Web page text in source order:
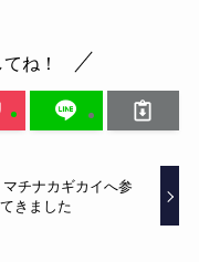
ね！
マチナカギカイへ参
きました